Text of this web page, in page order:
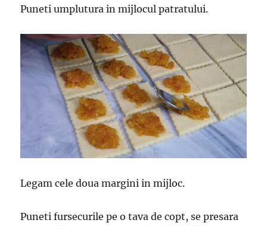
Puneti umplutura in mijlocul patratului.
Legam cele doua margini in mijloc.
Puneti fursecurile pe o tava de copt, se presara